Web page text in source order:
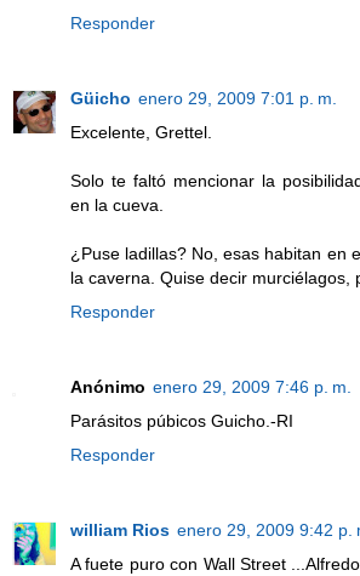
Responder
Güicho enero 29, 2009 7:01 p. m.
Excelente, Grettel.
Solo te faltó mencionar la
en la cueva.
¿Puse ladillas? No, esas habitan en
la caverna. Quise decir murciélagos,
Responder
Anónimo enero 29, 2009 7:46 p. m.
Parásitos púbicos Guicho.-RI
Responder
william Rios enero 29, 2009 9:42 p.
A fuete puro con Wall Street